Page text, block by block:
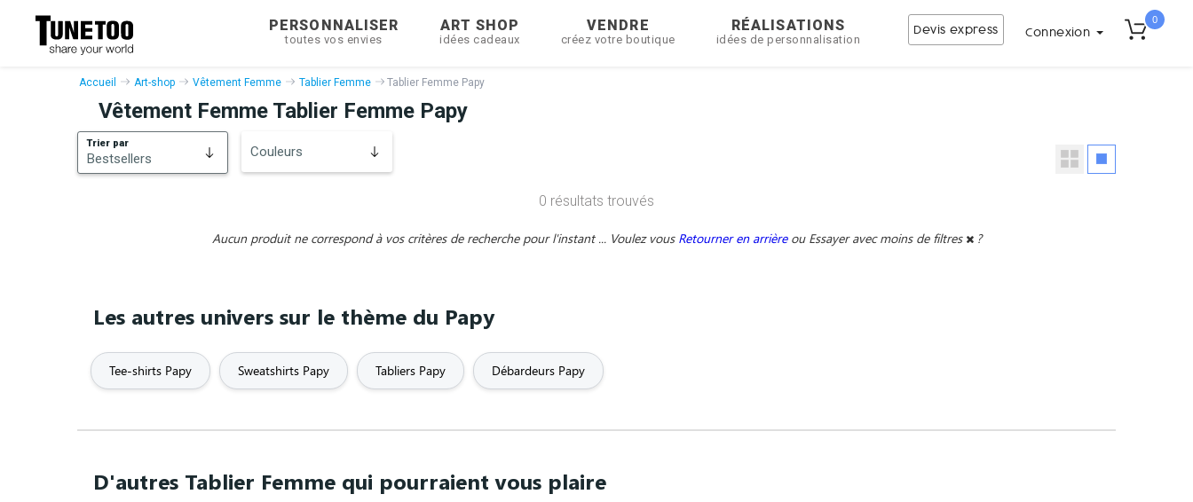
PERSONNALISER
toutes vos envies
ART SHOP
idées cadeaux
VENDRE
créez votre boutique
RÉALISATIONS
idées de personnalisation
Devis express Connexion
0
Accueil Art-shop Vêtement Femme Tablier Femme Tablier Femme Papy
Vêtement Femme Tablier Femme Papy
Trier par
Bestsellers Couleurs
0 résultats trouvés
Aucun produit ne correspond à vos critères de recherche pour l'instant ... Voulez vous Retourner en arrière ou Essayer avec moins de filtres ?
Les autres univers sur le thème du Papy
Tee-shirts Papy Sweatshirts Papy Tabliers Papy Débardeurs Papy
D'autres Tablier Femme qui pourraient vous plaire